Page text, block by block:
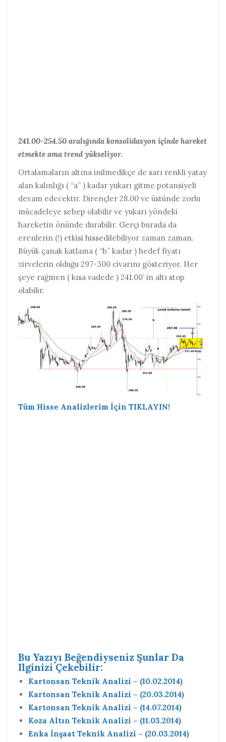
241.00-254.50 aralığında konsolidasyon içinde hareket
etmekte ama trend yükseliyor.
Ortalamaların altına inilmedikçe de sarı renkli yatay
alan kalınlığı ( “a” ) kadar yukarı gitme potansiyeli
devam edecektir. Dirençler 28.00 ve üstünde zorlu
mücadeleye sebep olabilir ve yukarı yöndeki
hareketin önünde durabilir. Gerçi burada da
erenlerin (!) etkisi hissedilebiliyor zaman zaman.
Büyük çanak katlama ( “b” kadar ) hedef fiyatı
zirvelerin olduğu 297-300 civarını gösteriyor. Her
şeye rağmen ( kısa vadede ) 241.00’ in altı stop
olabilir.
Tüm Hisse Analizlerim İçin TIKLAYIN!
Bu Yazıyı Beğendiyseniz Şunlar Da
Ilginizi Çekebilir:
Kartonsan Teknik Analizi – (10.02.2014)
Kartonsan Teknik Analizi – (20.03.2014)
Kartonsan Teknik Analizi – (14.07.2014)
Koza Altın Teknik Analizi – (11.03.2014)
Enka İnşaat Teknik Analizi – (20.03.2014)